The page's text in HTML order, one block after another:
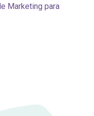
Marketing para